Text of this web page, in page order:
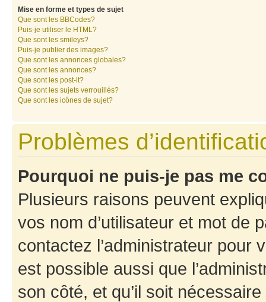
Mise en forme et types de sujet
Que sont les BBCodes?
Puis-je utiliser le HTML?
Que sont les smileys?
Puis-je publier des images?
Que sont les annonces globales?
Que sont les annonces?
Que sont les post-it?
Que sont les sujets verrouillés?
Que sont les icônes de sujet?
Problèmes
Pourquoi ne puis-je pas me
Plusieurs raisons peuvent
vos nom d’utilisateur et mot de
contactez l’administrateur pour
est possible aussi que
son côté, et qu’il soit